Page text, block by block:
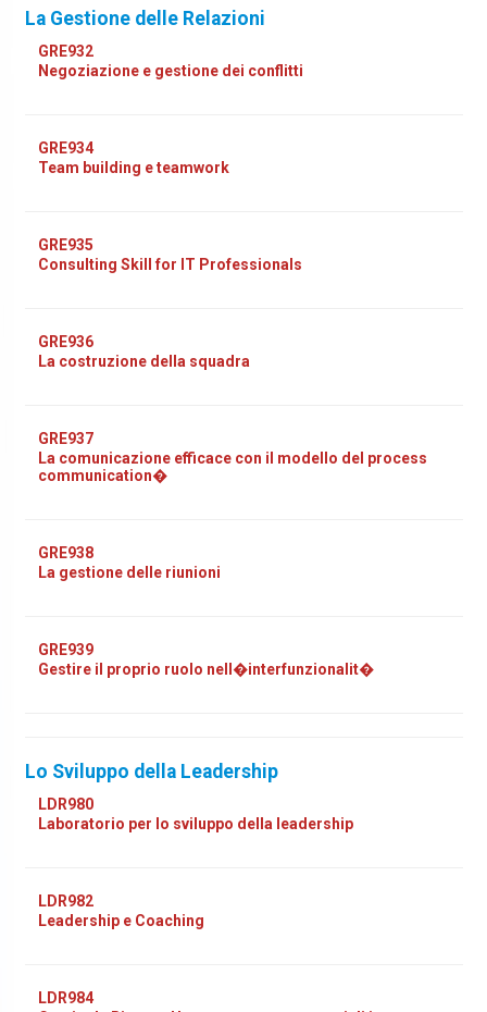
La Gestione delle Relazioni
GRE932
Negoziazione e gestione dei conflitti
GRE934
Team building e teamwork
GRE935
Consulting Skill for IT Professionals
GRE936
La costruzione della squadra
GRE937
La comunicazione efficace con il modello del process
communication�
GRE938
La gestione delle riunioni
GRE939
Gestire il proprio ruolo nell�interfunzionalit�
Lo Sviluppo della Leadership
LDR980
Laboratorio per lo sviluppo della leadership
LDR982
Leadership e Coaching
LDR984